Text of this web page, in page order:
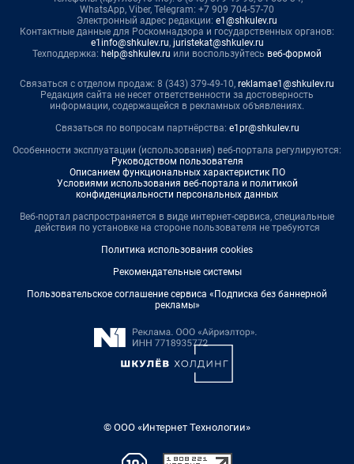
WhatsApp, Viber, Telegram: +7 909 704-57-70
Электронный адрес редакции: e1@shkulev.ru
Контактные данные для Роскомнадзора и государственных органов:
e1info@shkulev.ru, juristekat@shkulev.ru
Техподдержка: help@shkulev.ru или воспользуйтесь веб-формой
Связаться с отделом продаж: 8 (343) 379-49-10, reklamae1@shkulev.ru
Редакция сайта не несет ответственности за достоверность
информации, содержащейся в рекламных объявлениях.
Связаться по вопросам партнёрства: e1pr@shkulev.ru
Особенности эксплуатации (использования) веб-портала регулируются:
Руководством пользователя
Описанием функциональных характеристик ПО
Условиями использования веб-портала и политикой
конфиденциальности персональных данных
Веб-портал распространяется в виде интернет-сервиса, специальные
действия по установке на стороне пользователя не требуются
Политика использования cookies
Рекомендательные системы
Пользовательское соглашение сервиса «Подписка без баннерной
рекламы»
© ООО «Интернет Технологии»